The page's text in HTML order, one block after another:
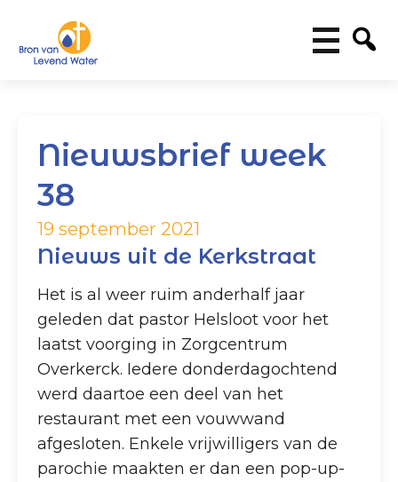
Nieuwsbrief week
38
19 september 2021
Nieuws uit de Kerkstraat
Het is al weer ruim anderhalf jaar
geleden dat pastor Helsloot voor het
laatst voorging in Zorgcentrum
Overkerck. Iedere donderdagochtend
werd daartoe een deel van het
restaurant met een vouwwand
afgesloten. Enkele vrijwilligers van de
parochie maakten er dan een pop-up-